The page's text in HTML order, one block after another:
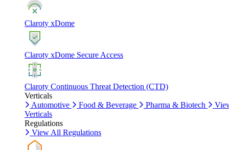
Claroty xDome
Claroty xDome Secure Access
Claroty Continuous Threat Detection (CTD)
Verticals
Automotive
Food & Beverage Pharma & Biotech
Verticals
Regulations
View All Regulations